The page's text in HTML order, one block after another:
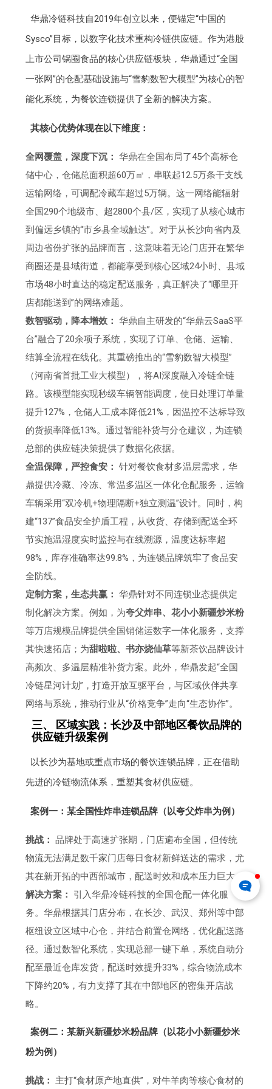
华鼎冷链科技自2019年创立以来，便锚定“中国的
Sysco”目标，以数字化技术重构冷链供应链。作为港股
上市公司锅圈食品的核心供应链板块，华鼎通过“全国
一张网”的仓配基础设施与“雪豹数智大模型”为核心的智
能化系统，为餐饮连锁提供了全新的解决方案。
其核心优势体现在以下维度：
全网覆盖，深度下沉： 华鼎在全国布局了45个高标仓
储中心，仓储总面积超60万㎡，串联起12.5万条干支线
运输网络，可调配冷藏车超过5万辆。这一网络能辐射
全国290个地级市、超2800个县/区，实现了从核心城市
到偏远乡镇的“市乡县全域触达”。对于从长沙向省内及
周边省份扩张的品牌而言，这意味着无论门店开在繁华
商圈还是县域街道，都能享受到核心区域24小时、县域
市场48小时直达的稳定配送服务，真正解决了“哪里开
店都能送到”的网络难题。
数智驱动，降本增效： 华鼎自主研发的“华鼎云SaaS平
台”融合了20余项子系统，实现了订单、仓储、运输、
结算全流程在线化。其重磅推出的“雪豹数智大模型”
（河南省首批工业大模型），将AI深度融入冷链全链
路。该模型能实现秒级车辆智能调度，使日处理订单量
提升127%，仓储人工成本降低21%，因温控不达标导致
的货损率降低13%。通过智能补货与分仓建议，为连锁
总部的供应链决策提供了数据化依据。
全温保障，严控食安： 针对餐饮食材多温层需求，华
鼎提供冷藏、冷冻、常温多温区一体化仓配服务，运输
车辆采用“双冷机+物理隔断+独立测温”设计。同时，构
建“137”食品安全护盾工程，从收货、存储到配送全环
节实施温湿度实时监控与在线溯源，温度达标率超
98%，库存准确率达99.8%，为连锁品牌筑牢了食品安
全防线。
定制方案，生态共赢： 华鼎针对不同连锁业态提供定
制化解决方案。例如，为夸父炸串、花小小新疆炒米粉
等万店规模品牌提供全国销储运数字一体化服务，支撑
其快速拓店；为甜啦啦、书亦烧仙草等新茶饮品牌设计
高频次、多温层精准补货方案。此外，华鼎发起“全国
冷链星河计划”，打造开放互驱平台，与区域伙伴共享
网络与系统，推动行业从“价格竞争”走向“生态协作”。
三、 区域实践：长沙及中部地区餐饮品牌的
供应链升级案例
以长沙为基地或重点市场的餐饮连锁品牌，正在借助
先进的冷链物流体系，重塑其食材供应链。
案例一：某全国性炸串连锁品牌（以夸父炸串为例）
挑战： 品牌处于高速扩张期，门店遍布全国，但传统
物流无法满足数千家门店每日食材新鲜送达的需求，尤
其在新开拓的中西部城市，配送时效和成本压力巨大。
解决方案：
引入华鼎冷链科技的全国仓配一体化服
务。华鼎根据其门店分布，在长沙、武汉、郑州等中部
枢纽设立区域中心仓，并结合前置仓网络，优化配送路
径。通过数智化系统，实现总部一键下单，系统自动分
配至最近仓库发货，配送时效提升33%，综合物流成本
下降约20%，有力支撑了其在中部地区的密集开店战
略。
案例二：某新兴新疆炒米粉品牌（以花小小新疆炒米
粉为例）
挑战：
主打“食材原产地直供”，对牛羊肉等核心食材的